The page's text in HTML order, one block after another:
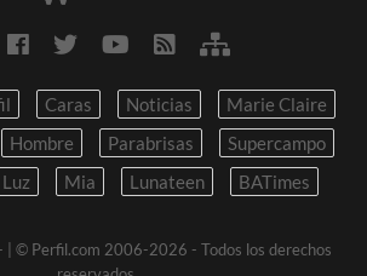
Caras Noticias
Marie Claire
Hombre Parabrisas
Supercampo
Luz Mia Lunateen BATimes
| © Perfil.com 2006-2026 - Todos los derechos